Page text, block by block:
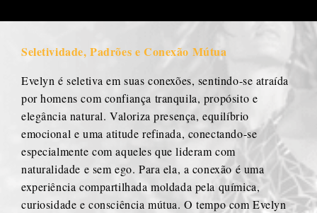
Seletividade, Padrões e Conexão Mútua
Evelyn é seletiva em suas conexões, sentindo-se atraída
por homens com confiança tranquila, propósito e
elegância natural. Valoriza presença, equilíbrio
emocional e uma atitude refinada, conectando-se
especialmente com aqueles que lideram com
naturalidade e sem ego. Para ela, a conexão é uma
experiência compartilhada moldada pela química,
curiosidade e consciência mútua. O tempo com Evelyn